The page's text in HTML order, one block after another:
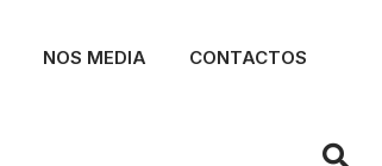
NOS MEDIA CONTACTOS